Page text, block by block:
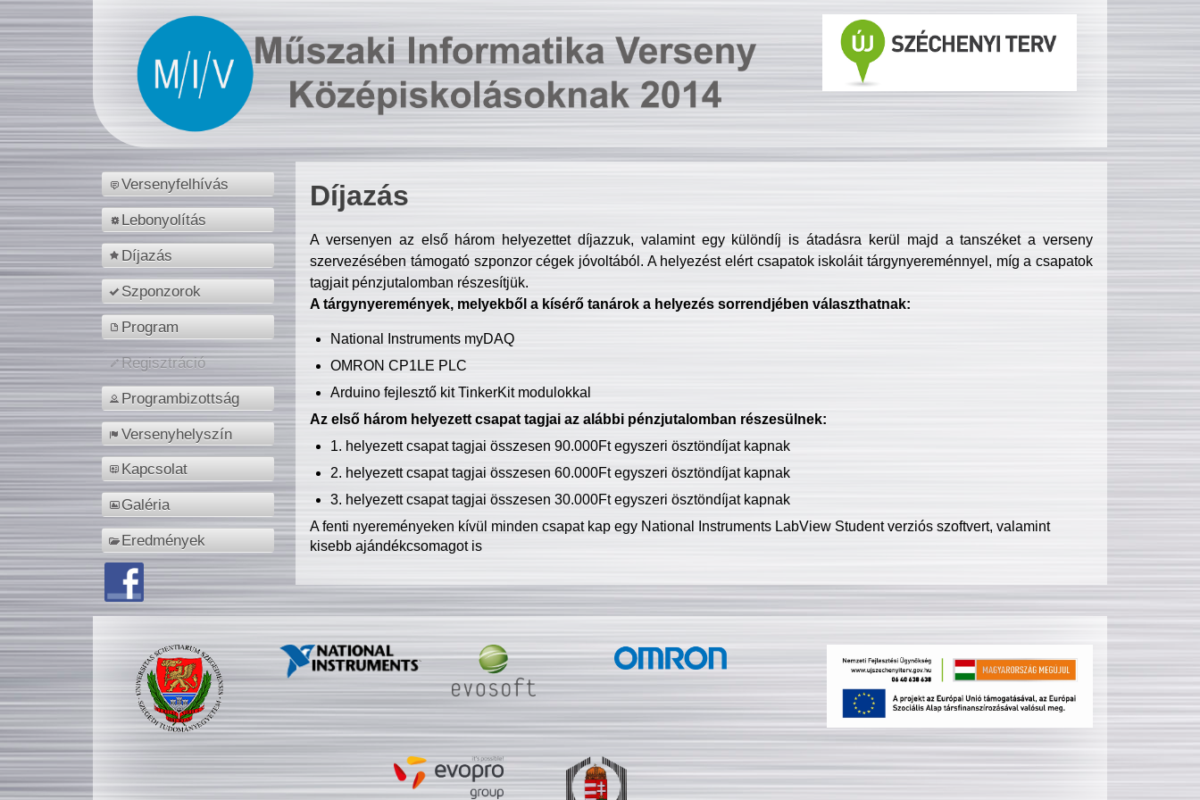
Versenyfelhívás
Lebonyolítás
Díjazás
Szponzorok
Program
Regisztráció
Programbizottság
Versenyhelyszín
Kapcsolat
Galéria
Eredmények
Díjazás
A versenyen az első három helyezettet díjazzuk, valamint egy különdíj is átadásra kerül majd a tanszéket a verseny
szervezésében támogató szponzor cégek jóvoltából. A helyezést elért csapatok iskoláit tárgynyereménnyel, míg a csapatok
tagjait pénzjutalomban részesítjük.
A tárgynyeremények, melyekből a kísérő tanárok a helyezés sorrendjében választhatnak:
National Instruments myDAQ
OMRON CP1LE PLC
Arduino fejlesztő kit TinkerKit modulokkal
Az első három helyezett csapat tagjai az alábbi pénzjutalomban részesülnek:
1. helyezett csapat tagjai összesen 90.000Ft egyszeri ösztöndíjat kapnak
2. helyezett csapat tagjai összesen 60.000Ft egyszeri ösztöndíjat kapnak
3. helyezett csapat tagjai összesen 30.000Ft egyszeri ösztöndíjat kapnak
A fenti nyereményeken kívül minden csapat kap egy National Instruments LabView Student verziós szoftvert, valamint
kisebb ajándékcsomagot is